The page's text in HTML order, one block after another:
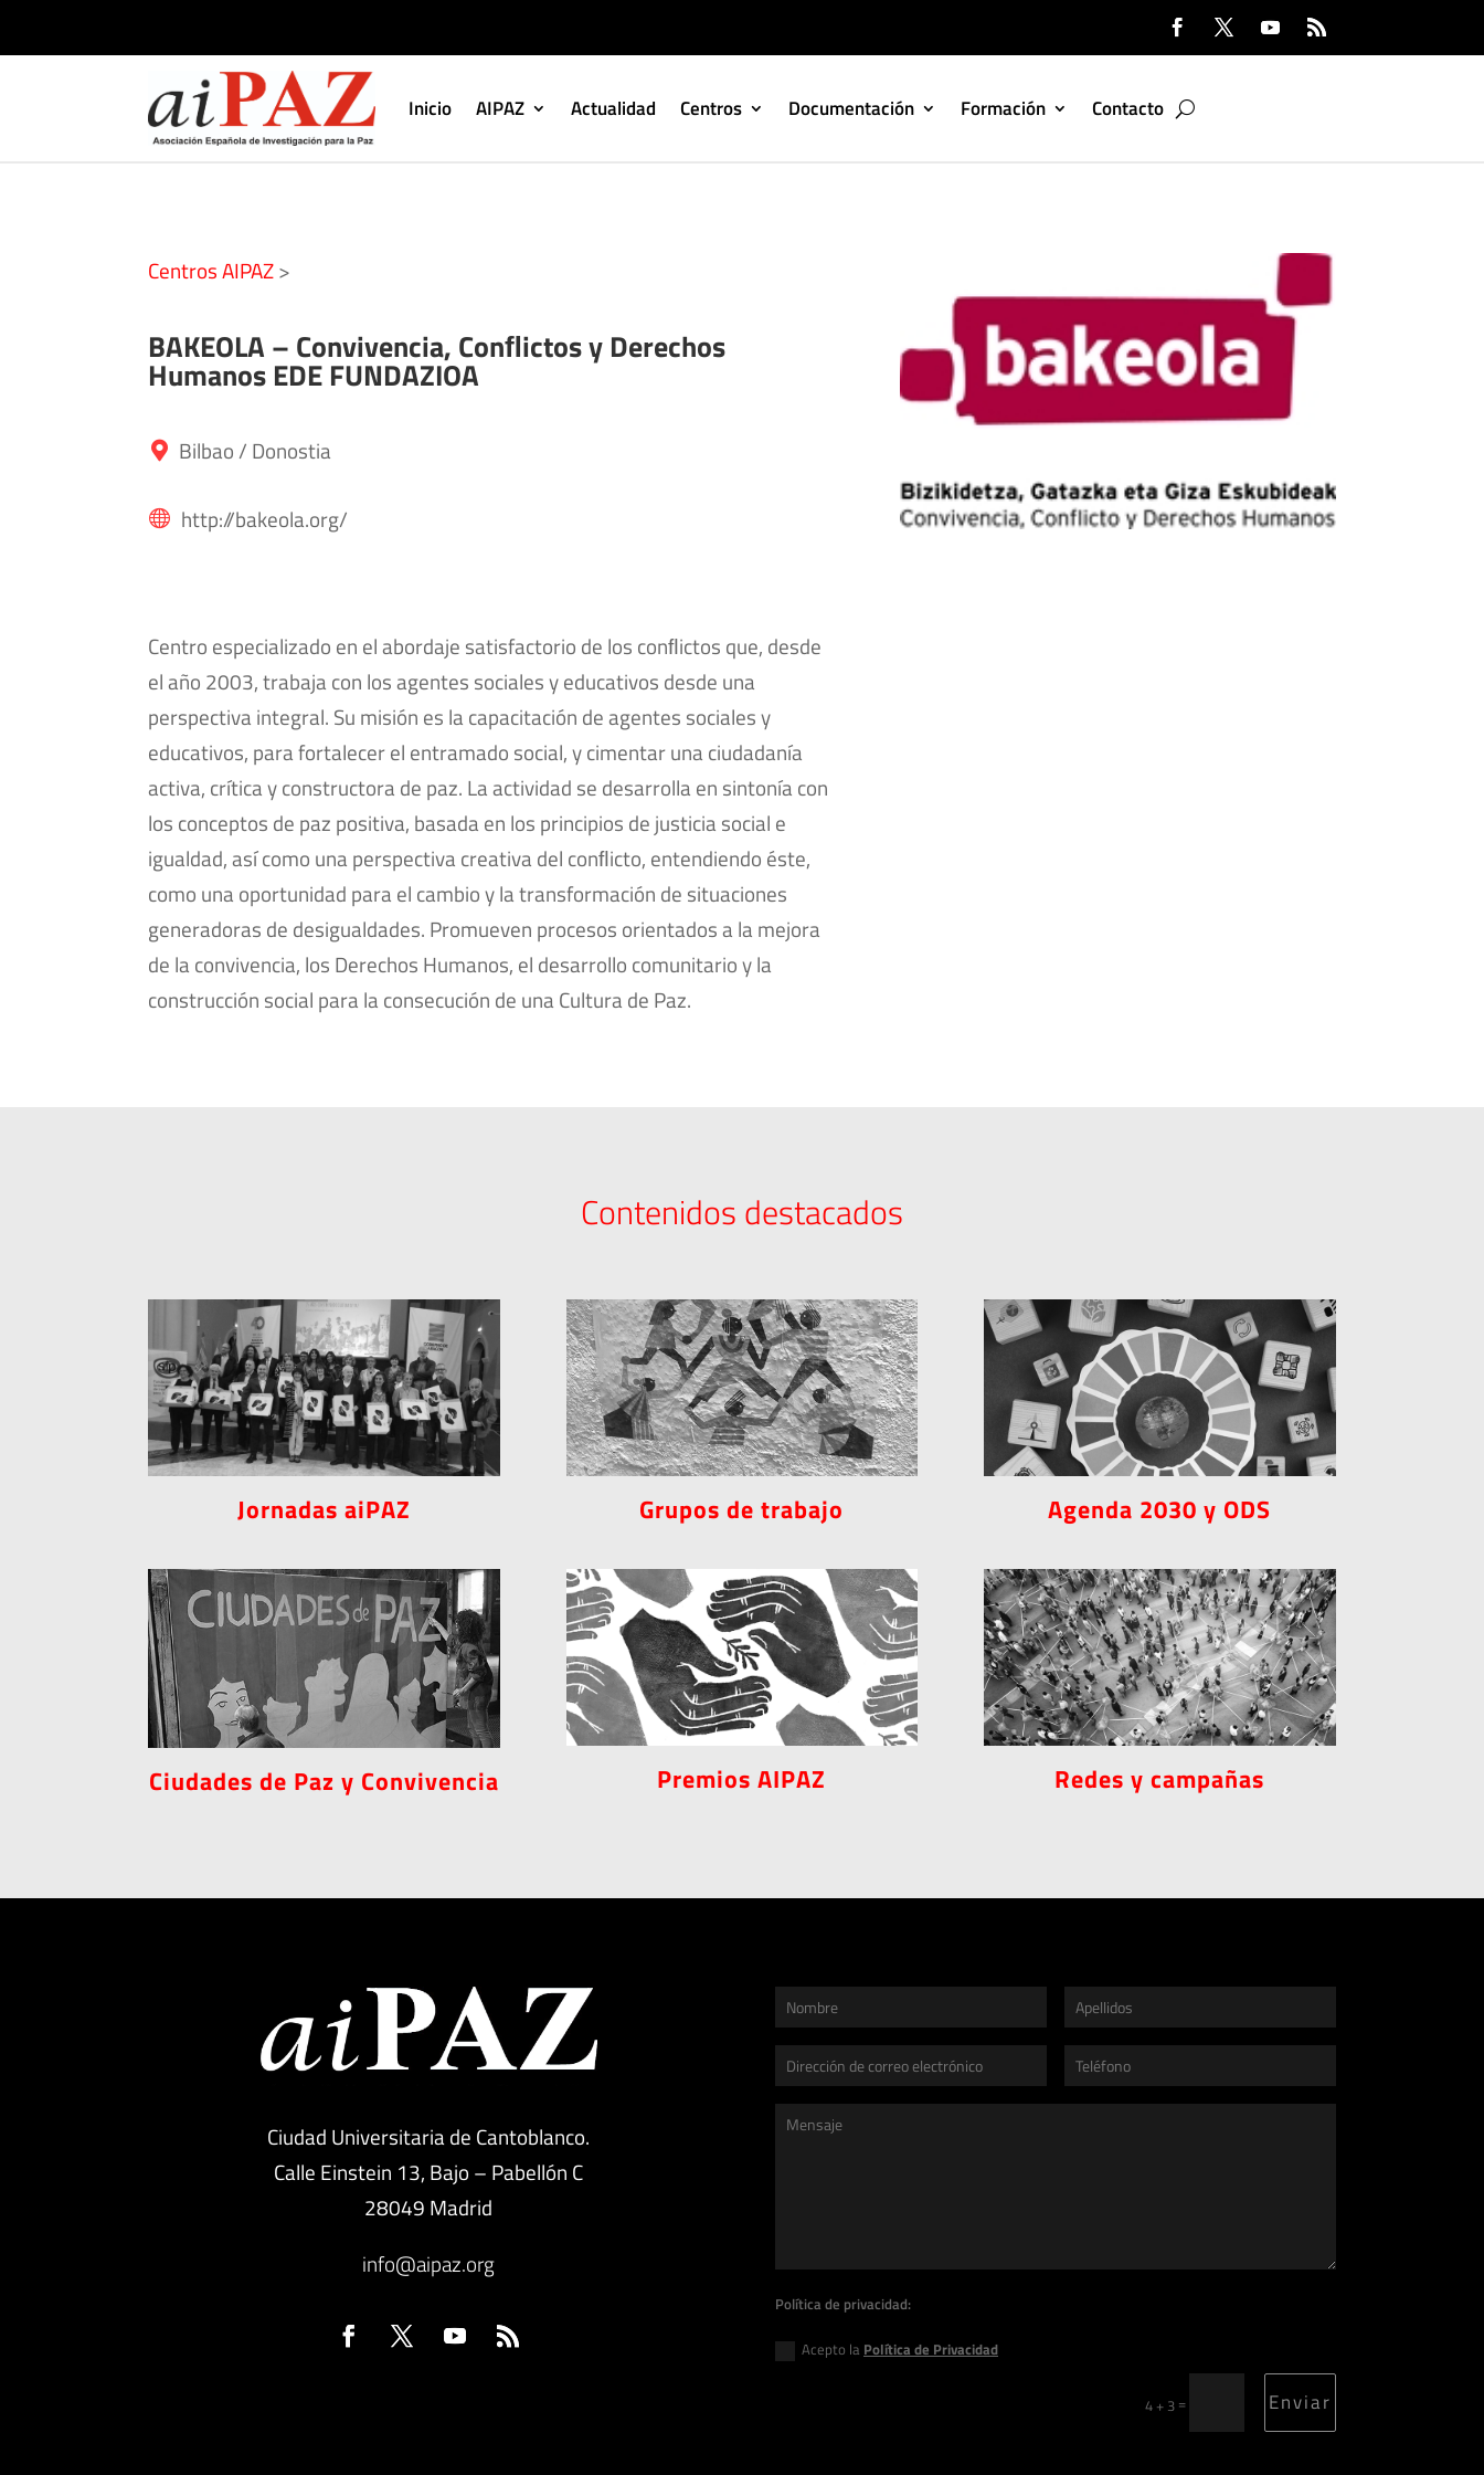
Inicio AIPAZ Actualidad Centros Documentación Formación Contacto
Centros AIPAZ>
BAKEOLA – Convivencia, Conﬂictos y Derechos
Humanos EDE FUNDAZIOA
 Bilbao / Donostia
 http://bakeola.org/
Centro especializado en el abordaje satisfactorio de los conﬂictos que, desde
el año 2003, trabaja con los agentes sociales y educativos desde una
perspectiva integral. Su misión es la capacitación de agentes sociales y
educativos, para fortalecer el entramado social, y cimentar una ciudadanía
activa, crítica y constructora de paz. La actividad se desarrolla en sintonía con
los conceptos de paz positiva, basada en los principios de justicia social e
igualdad, así como una perspectiva creativa del conﬂicto, entendiendo éste,
como una oportunidad para el cambio y la transformación de situaciones
generadoras de desigualdades. Promueven procesos orientados a la mejora
de la convivencia, los Derechos Humanos, el desarrollo comunitario y la
construcción social para la consecución de una Cultura de Paz.
Contenidos destacados
Jornadas aiPAZ
Ciudades de Paz y Convivencia
Grupos de trabajo
Premios AIPAZ
Agenda 2030 y ODS
Redes y campañas
Ciudad Universitaria de Cantoblanco.
Calle Einstein 13, Bajo – Pabellón C
28049 Madrid
info@aipaz.org
Política de privacidad:
Acepto la Política de Privacidad
4 + 3= Enviar